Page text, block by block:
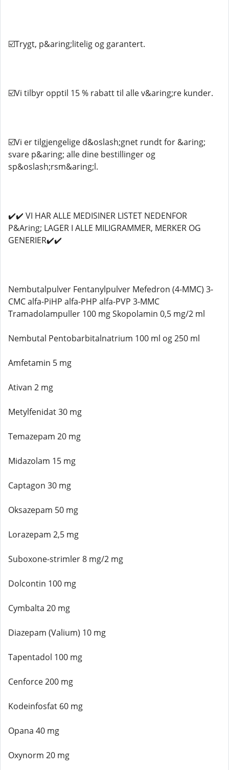
☑️Trygt, p&aring;litelig og garantert.
☑️Vi tilbyr opptil 15 % rabatt til alle v&aring;re kunder.
☑️Vi er tilgjengelige d&oslash;gnet rundt for &aring;
svare p&aring; alle dine bestillinger og
sp&oslash;rsm&aring;l.
✔️✔️ VI HAR ALLE MEDISINER LISTET NEDENFOR
P&Aring; LAGER I ALLE MILIGRAMMER, MERKER OG
GENERIER✔️✔️
Nembutalpulver Fentanylpulver Mefedron (4-MMC) 3-
CMC alfa-PiHP alfa-PHP alfa-PVP 3-MMC
Tramadolampuller 100 mg Skopolamin 0,5 mg/2 ml
Nembutal Pentobarbitalnatrium 100 ml og 250 ml
Amfetamin 5 mg
Ativan 2 mg
Metylfenidat 30 mg
Temazepam 20 mg
Midazolam 15 mg
Captagon 30 mg
Oksazepam 50 mg
Lorazepam 2,5 mg
Suboxone-strimler 8 mg/2 mg
Dolcontin 100 mg
Cymbalta 20 mg
Diazepam (Valium) 10 mg
Tapentadol 100 mg
Cenforce 200 mg
Kodeinfosfat 60 mg
Opana 40 mg
Oxynorm 20 mg